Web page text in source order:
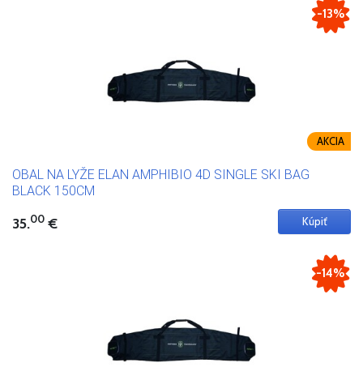
AKCIA
OBAL NA LYŽE ELAN AMPHIBIO 4D SINGLE SKI BAG
BLACK 150CM
35.00 €
-13%
-14%